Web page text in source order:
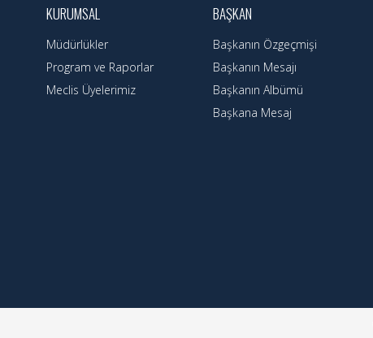
KURUMSAL
Müdürlükler
Program ve Raporlar
Meclis Üyelerimiz
BAŞKAN
Başkanın Özgeçmişi
Başkanın Mesajı
Başkanın Albümü
Başkana Mesaj